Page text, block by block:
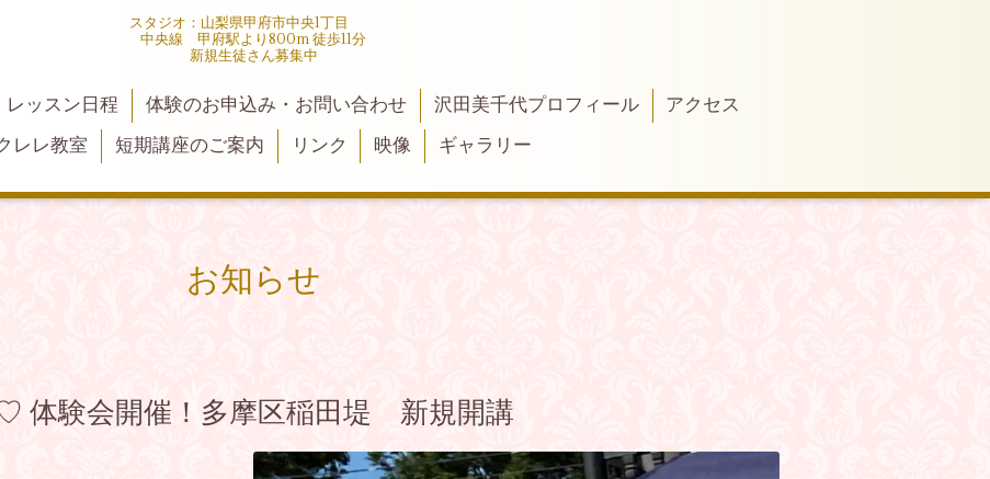
スタジオ：山梨県甲府市中央1丁目
中央線 甲府駅より800m 徒歩11分
新規生徒さん募集中
レッスン日程 体験のお申込み・お問い合わせ 沢田美千代プロフィール
アクセス
レレ教室
短期講座のご案内 リンク 映像 ギャラリー
お知らせ
♡ 体験会開催！多摩区稲田堤 新規開講